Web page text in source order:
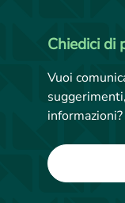
Chiedici di
Vuoi
informazioni?